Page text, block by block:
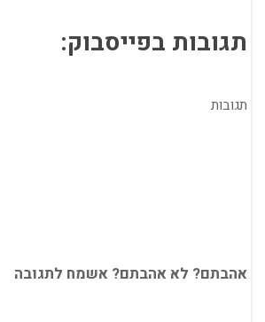
תגובות בפייסבוק:
תגובות
אהבתם? לא אהבתם? אשמח לתגובה